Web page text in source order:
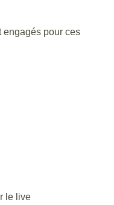
engagés pour ces
le live